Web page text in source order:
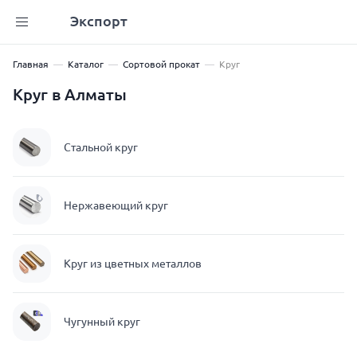
Экспорт
Главная Каталог Сортовой прокат Круг
Круг в Алматы
Стальной круг
Нержавеющий круг
Круг из цветных металлов
Чугунный круг